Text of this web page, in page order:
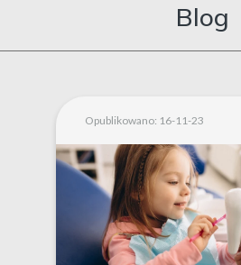
Blog
Opublikowano: 16-11-23